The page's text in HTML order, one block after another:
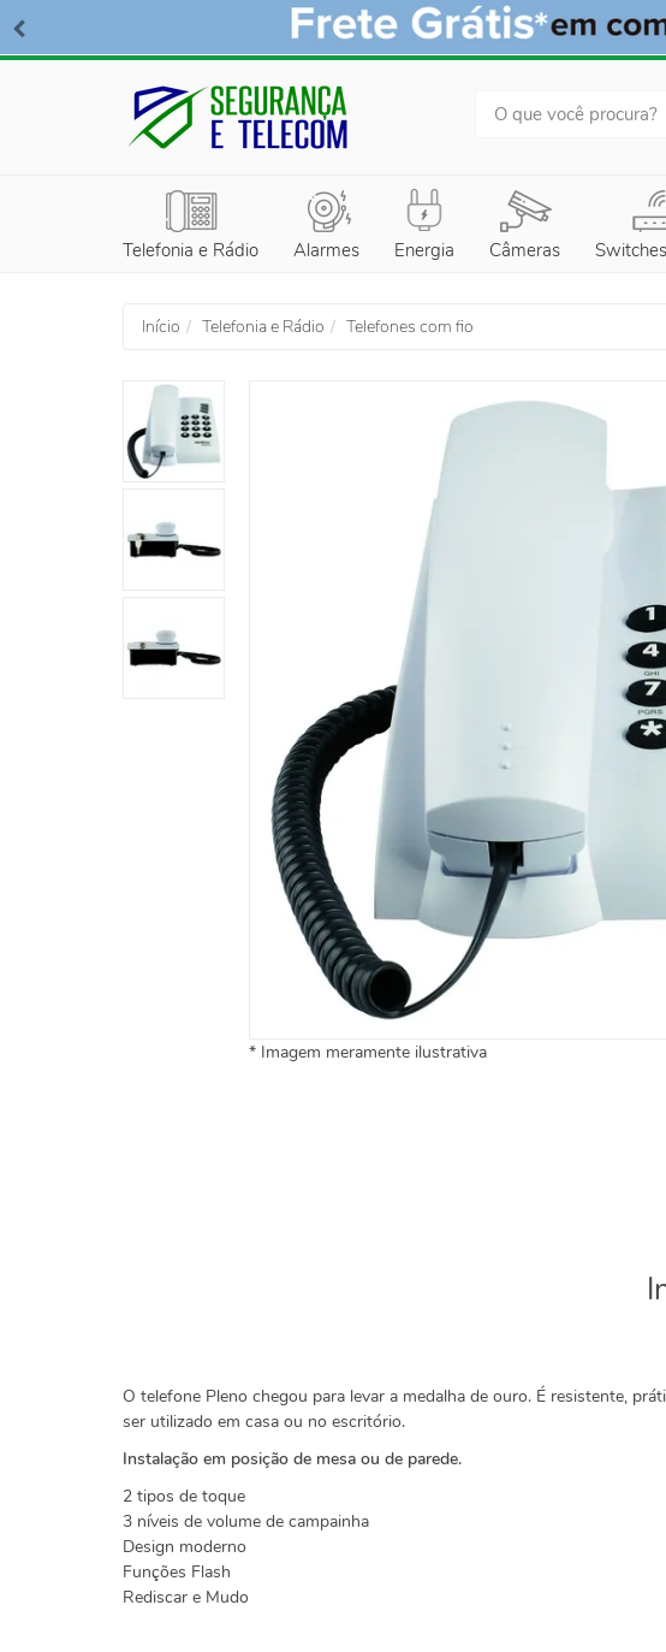
Telefonia e Rádio Alarmes Energia Câmeras
Início Telefonia e Rádio Telefones com fio
O telefone Pleno chegou para levar a medalha de ouro. É resistente,
ser utilizado em casa ou no escritório.
Instalação em posição de mesa ou de parede.
2 tipos de toque
3 níveis de volume de campainha
Design moderno
Funções Flash
Rediscar e Mudo